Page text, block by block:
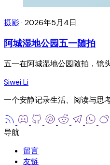
摄影· 2026年5月4日
阿城湿地公园五一随拍
五一在阿城湿地公园随拍，镜
Siwei Li
一个安静记录生活、阅读与思
留言
友链